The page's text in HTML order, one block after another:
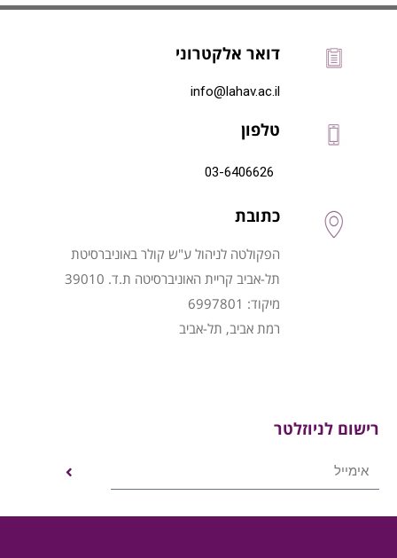
דואר אלקטרוני
info@lahav.ac.il
טלפון
03-6406626
כתובת
הפקולטה לניהול ע"ש קולר באוניברסיטת
תל-אביב קריית האוניברסיטה ת.ד. 39010
מיקוד: 6997801
רמת אביב, תל-אביב
רישום לניוזלטר